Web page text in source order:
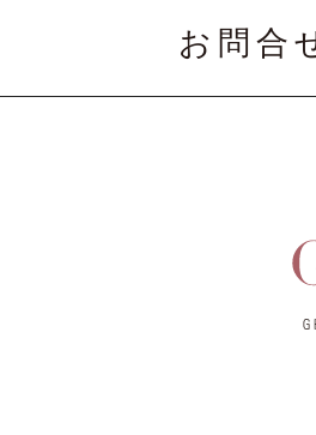
お問合